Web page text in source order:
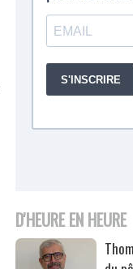
D'HEURE EN HEURE